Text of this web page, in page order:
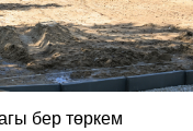
бер төркем